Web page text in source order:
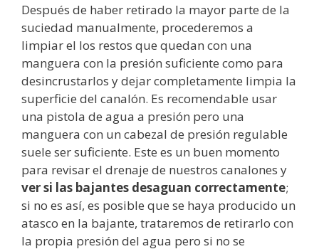
Después de haber retirado la mayor parte de la
suciedad manualmente, procederemos a
limpiar el los restos que quedan con una
manguera con la presión suficiente como para
desincrustarlos y dejar completamente limpia la
superficie del canalón. Es recomendable usar
una pistola de agua a presión pero una
manguera con un cabezal de presión regulable
suele ser suficiente. Este es un buen momento
para revisar el drenaje de nuestros canalones y
ver si las bajantes desaguan correctamente;
si no es así, es posible que se haya producido un
atasco en la bajante, trataremos de retirarlo con
la propia presión del agua pero si no se